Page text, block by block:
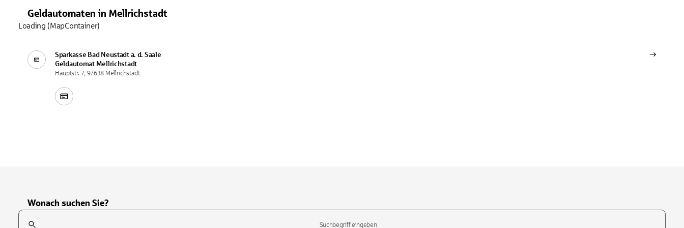
Geldautomaten in Mellrichstadt
Sparkasse Bad Neustadt a. d. Saale
Geldautomat Mellrichstadt
Hauptstr. 7, 97638 Mellrichstadt
Loading (MapContainer)
Wonach suchen Sie?
Suchfeld